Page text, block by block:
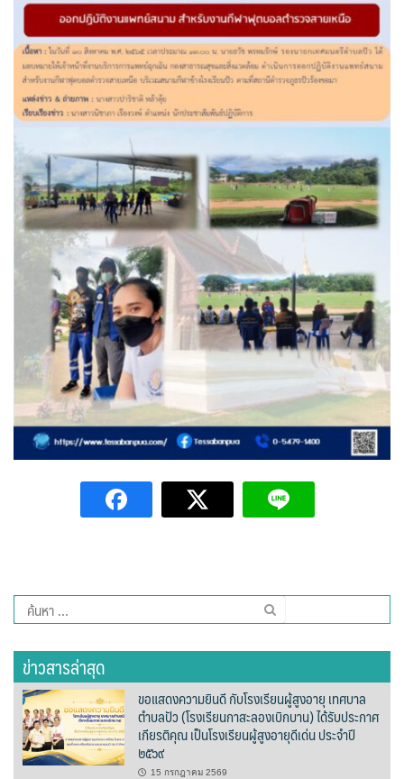
งบแสดงฐานะการคลัง
งบแสดงฐานะการเงิน เทศบาลตำบลปัว ประจำปีงบประมาณ 2561
ติดต่อหน่วยงาน
ที่พัก
Amante Baristro Hotel & Cafe’ @Pua
C View Home
Deply
Go Hight ‘O Village
HOMU Villa
Montha Residence
กรีนฮิลล์รีสอร์ท
ชมพูภูคารีสอร์ท
ตูบฮิมโต้งโฮมสเตย์
นครน่านอพาร์ทเม้น
นะลาวิวรีสอร์ท
ค้นหา
สำหรับ:
ข่าวสารล่าสุด
ขอแสดงความยินดี กับโรงเรียนผู้สูงอายุ เทศบาล
ตำบลปัว (โรงเรียนกาสะลองเบิกบาน) ได้รับประกาศ
เกียรติคุณ เป็นโรงเรียนผู้สูงอายุดีเด่น ประจำปี
๒๕๖๙
15 กรกฎาคม 2569